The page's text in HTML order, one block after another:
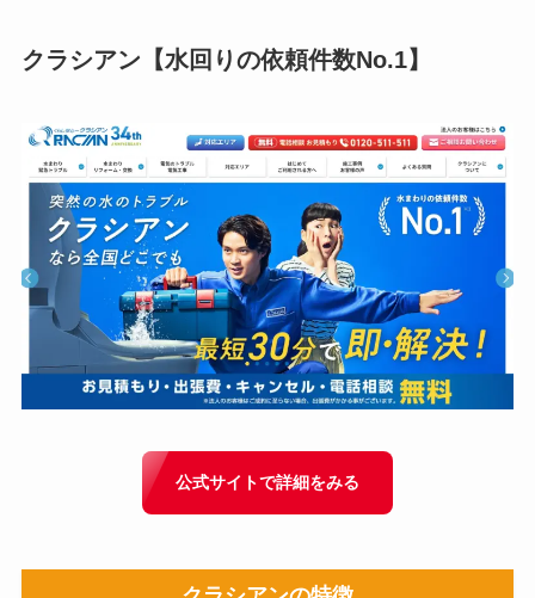
クラシアン 【水回りの依頼件数No.1】
公式サイトで詳細をみる